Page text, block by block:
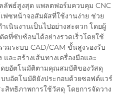
พธ์สูงสุด แพลตฟอร์มควบคุม CNC
ฟซหน้าจอสัมผัสที่ใช้งานง่าย ช่วย
เนินงานเป็นไปอย่างสะดวก โดยผู้
ที่ซับซ้อนได้อย่างรวดเร็วโดยใช้
วมระบบ CAD/CAM ขั้นสูงรองรับ
ละสร้างเส้นทางเครื่องมือและ
ดยอัตโนมัติตามคุณสมบัติของวัสดุ
บอัตโนมัติยังประกอบด้วยซอฟต์แวร์
สิทธิภาพการใช้วัสดุ โดยการจัดวาง